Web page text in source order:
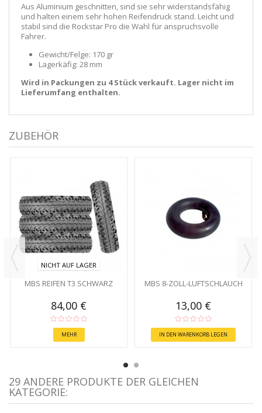
Aus Aluminium geschnitten, sind sie sehr widerstandsfähig
und halten einem sehr hohen Reifendruck stand. Leicht und
stabil sind die Rockstar Pro die Wahl für anspruchsvolle
Fahrer.
Gewicht/Felge: 170 gr
Lagerkäfig: 28 mm
Wird in Packungen zu 4 Stück verkauft. Lager nicht im
Lieferumfang enthalten.
ZUBEHÖR
NICHT AUF LAGER
MBS REIFEN T3 SCHWARZ
84,00 €
MEHR
MBS 8-ZOLL-LUFTSCHLAUCH
13,00 €
IN DEN WARENKORB LEGEN
29 ANDERE PRODUKTE DER GLEICHEN
KATEGORIE: